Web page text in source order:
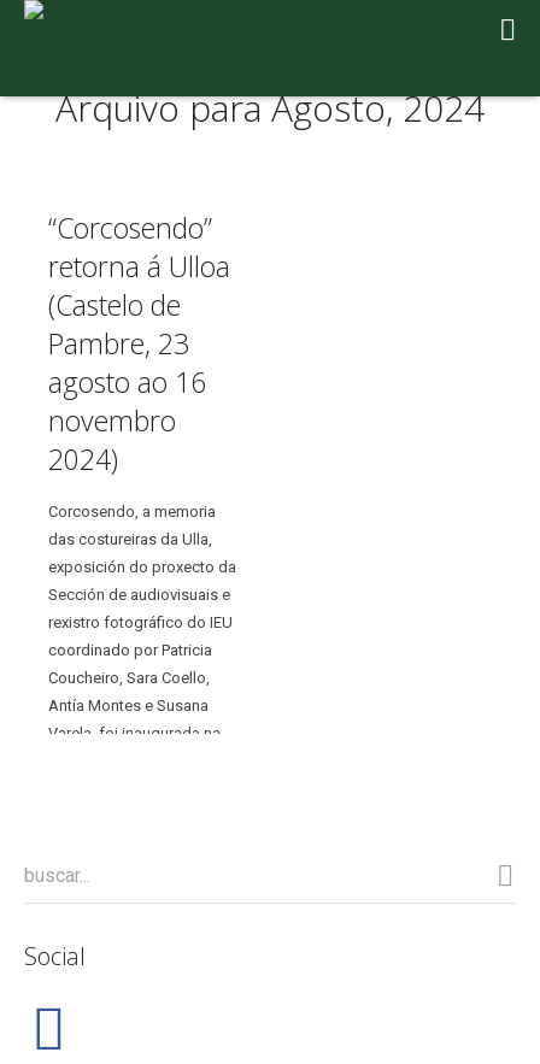
Arquivo para Agosto, 2024
“Corcosendo”
retorna á Ulloa
(Castelo de
Pambre, 23
agosto ao 16
novembro
2024)
Corcosendo, a memoria
das costureiras da Ulla,
exposición do proxecto da
Sección de audiovisuais e
rexistro fotográfico do IEU
coordinado por Patricia
Coucheiro, Sara Coello,
Antía Montes e Susana
Varela, foi inaugurada na
Social